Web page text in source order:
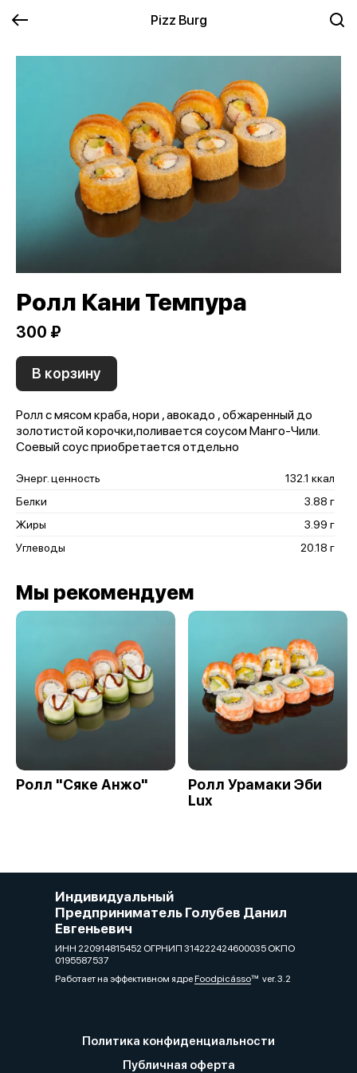
Pizz Burg
Ролл Кани Темпура
300 ₽
В корзину
Ролл с мясом краба, нори , авокадо , обжаренный до
золотистой корочки,поливается соусом Манго-Чили.
Соевый соус приобретается отдельно
Энерг. ценность
132.1 ккал
Белки
3.88 г
Жиры
3.99 г
Углеводы
20.18 г
Мы рекомендуем
Ролл "Сяке Анжо"
Ролл Урамаки Эби
Lux
Индивидуальный
Предприниматель Голубев Данил
Евгеньевич
ИНН 220914815452 ОГРНИП 314222424600035 ОКПО
0195587537
Работает на эффективном ядреFoodpicássover. 3.2
Политика конфиденциальности
Публичная оферта